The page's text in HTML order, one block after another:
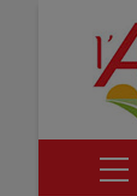
contenu